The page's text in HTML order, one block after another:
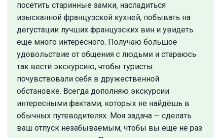
посетить старинные замки, насладиться
изысканной французской кухней, побывать на
дегустации лучших французских вин и увидеть
еще много интересного. Получаю большое
удовольствие от общения с людьми и стараюсь
так вести экскурсию, чтобы туристы
почувствовали себя в дружественной
обстановке. Всегда дополняю экскурсии
интересными фактами, которых не найдёшь в
обычных путеводителях. Моя задача — сделать
ваш отпуск незабываемым, чтобы вы еще не раз